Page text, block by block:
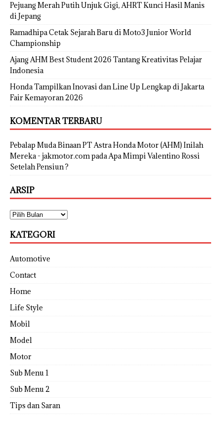
Pejuang Merah Putih Unjuk Gigi, AHRT Kunci Hasil Manis
di Jepang
Ramadhipa Cetak Sejarah Baru di Moto3 Junior World
Championship
Ajang AHM Best Student 2026 Tantang Kreativitas Pelajar
Indonesia
Honda Tampilkan Inovasi dan Line Up Lengkap di Jakarta
Fair Kemayoran 2026
KOMENTAR TERBARU
Pebalap Muda Binaan PT Astra Honda Motor (AHM) Inilah
Mereka - jakmotor.compadaApa Mimpi Valentino Rossi
Setelah Pensiun ?
ARSIP
KATEGORI
Automotive
Contact
Home
Life Style
Mobil
Model
Motor
Sub Menu 1
Sub Menu 2
Tips dan Saran